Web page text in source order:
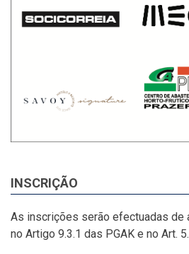
INSCRIÇÃO
As inscrições serão efectuadas de
no Artigo 9.3.1 das PGAK e no Art.